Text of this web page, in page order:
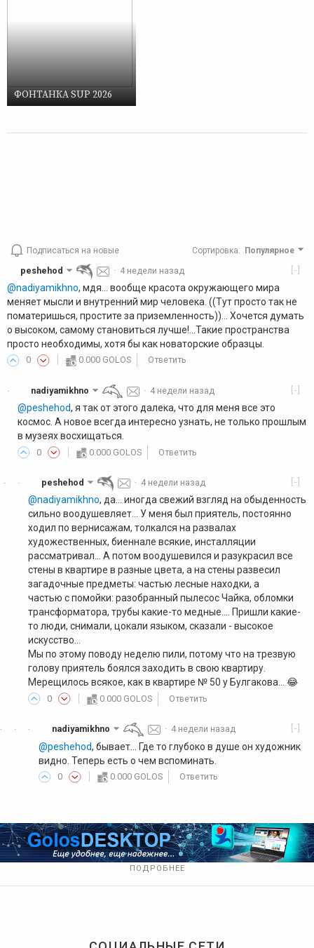
ФОНТАНКА SUP 2026
Подписаться на новые Сортировка: Популярное
[-]
peshehod · 4 недели назад
@nadiyamikhno, мдя... вообще красота окружающего мира
меняет мысли и внутренний мир человека. ((Тут просто так не
поматеришься, простите за приземленность))... Хочется думать
о высоком, самому становиться лучше!...Такие пространства
просто необходимы, хотя бы как новаторские образцы.
0 0.000 GOLOS Ответить
· [-]
nadiyamikhno · 4 недели назад
@peshehod, я так от этого далека, что для меня все это
космос. А новое всегда интересно узнать, не только прошлым
в музеях восхищаться.
0 0.000 GOLOS Ответить
·
· [-]
peshehod · 4 недели назад
@nadiyamikhno, да... иногда свежий взгляд на обыденность
сильно воодушевляет... У меня был приятель, постоянно
ходил по вернисажам, толкался на развалах
художественных, биеннале всякие, инсталляции
рассматривал... А потом воодушевился и разукрасил все
стены в квартире в разные цвета, а на стены развесил
загадочные предметы: частью лесные находки, а
частью с помойки: разобранный пылесос Чайка, обломки
трансформатора, трубы какие-то медные.... Пришли какие-
то люди, снимали, цокали языком, сказали - высокое
искусство...
Мы по этому поводу неделю пили, потому что на трезвую
голову приятель боялся заходить в свою квартиру.
Мерещилось всякое, как в квартире № 50 у Булгакова... 😂
0 0.000 GOLOS Ответить
·
·
· [-]
nadiyamikhno · 4 недели назад
@peshehod, бывает... Где то глубоко в душе он художник
видно. Теперь есть о чем вспоминать.
0 0.000 GOLOS Ответить
ПОДРОБНЕЕ